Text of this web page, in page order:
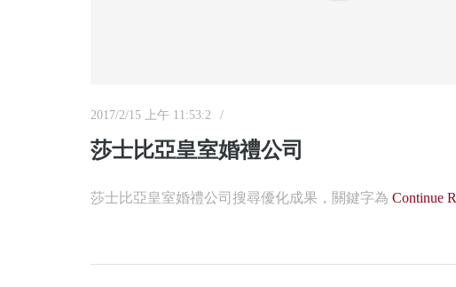
2017/2/15 上午 11:53:2
莎士比亞皇室婚禮公司
莎士比亞皇室婚禮公司搜尋優化成果，關鍵字為 Continue